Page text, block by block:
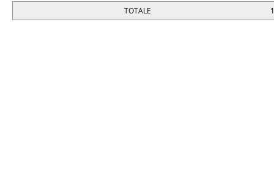
TOTALE